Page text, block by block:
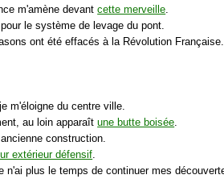
m'amène devantcette merveille
pour le système de levage du pont.
ont été effacés à la Révolution Française.
m'éloigne du centre ville.
au loin apparaîtune butte boisée
construction.
extérieur défensif
n'ai plus le temps de continuer mes